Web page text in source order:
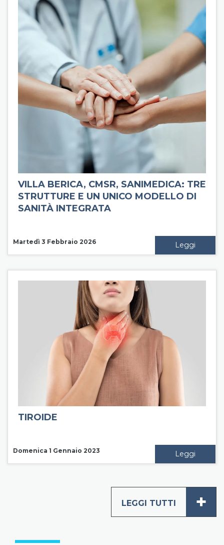
VILLA BERICA, CMSR, SANIMEDICA: TRE
STRUTTURE E UN UNICO MODELLO DI
SANITÀ INTEGRATA
Martedì 3 Febbraio 2026 Leggi
TIROIDE
Domenica 1 Gennaio 2023 Leggi
LEGGI TUTTI +